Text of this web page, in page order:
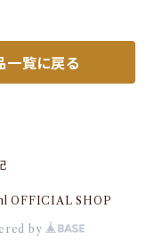
一覧に戻る
OFFICIAL SHOP
by